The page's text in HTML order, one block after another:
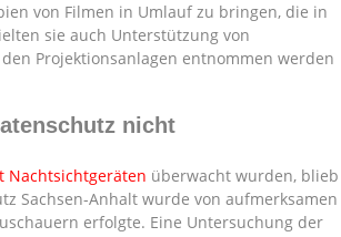
von Filmen in Umlauf zu bringen, die in
sie auch Unterstützung von
Projektionsanlagen entnommen werden
nicht
Nachtsichtgeräten überwacht wurden, blieb
Sachsen-Anhalt wurde von aufmerksamen
erfolgte. Eine Untersuchung der